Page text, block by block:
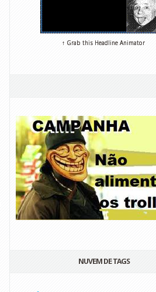
↑ Grab this Headline Animator
NUVEM DE TAGS